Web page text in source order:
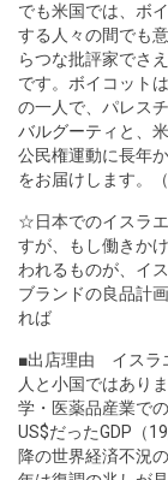
でも米国では、ボ
する人々の間でも
らつな批評家でさ
です。ボイコット
の一人で、パレス
バルグーティ と、
公民権運動に長年
をお届けします。（
☆日本でのイスラ
すが、もし働きか
われるものが、イ
ブランドの良品計
れば
■出店理由 イスラ
人と小国ではあり
学・医薬品産業で
US$だったGDP（
降の世界経済不況